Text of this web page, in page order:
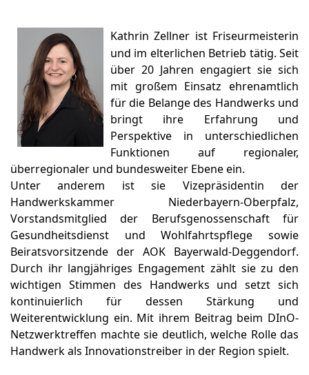
Kathrin Zellner ist Friseurmeisterin
und im elterlichen Betrieb tätig. Seit
über 20 Jahren engagiert sie sich
mit großem Einsatz ehrenamtlich
für die Belange des Handwerks und
bringt ihre Erfahrung und
Perspektive in unterschiedlichen
Funktionen auf regionaler,
überregionaler und bundesweiter Ebene ein.
Unter anderem ist sie Vizepräsidentin der
Handwerkskammer Niederbayern-Oberpfalz,
Vorstandsmitglied der Berufsgenossenschaft für
Gesundheitsdienst und Wohlfahrtspflege sowie
Beiratsvorsitzende der AOK Bayerwald-Deggendorf.
Durch ihr langjähriges Engagement zählt sie zu den
wichtigen Stimmen des Handwerks und setzt sich
kontinuierlich für dessen Stärkung und
Weiterentwicklung ein. Mit ihrem Beitrag beim DInO-
Netzwerktreffen machte sie deutlich, welche Rolle das
Handwerk als Innovationstreiber in der Region spielt.